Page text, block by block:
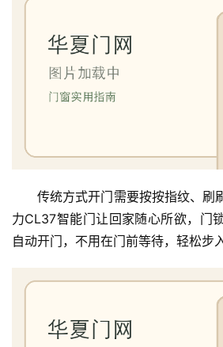
传统方式开门需要按按指纹、刷
力CL37智能门让回家随心所欲，门
自动开门，不用在门前等待，轻松步